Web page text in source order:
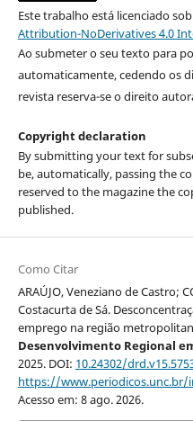
Este trabalho está licenciado
Attribution-NoDerivatives 4.0
Ao submeter o seu texto para
automaticamente, cedendo os
revista reserva-se o direito
Copyright declaration
By submitting your text for
be, automatically, passing the
reserved to the magazine the
published.
Como Citar
ARAÚJO, Veneziano de Castro;
Costacurta de Sá.
emprego na região
Desenvolvimento Regional
2025. DOI: 10.24302/
https://
Acesso em: 8 ago. 2026.